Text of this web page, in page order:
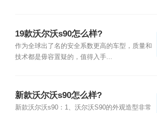
19款沃尔沃s90怎么样?
作为全球出了名的安全系数更高的车型，质量和
技术都是毋容置疑的，值得入手...
新款沃尔沃s90怎么样?
新款沃尔沃s90：1、沃尔沃S90的外观造型非常